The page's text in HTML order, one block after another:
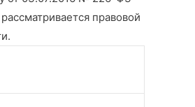
правовой